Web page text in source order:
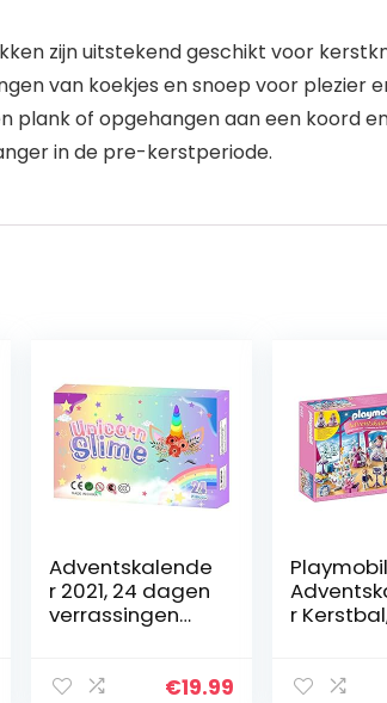
zijn uitstekend geschikt voor
van koekjes en snoep voor
of opgehangen aan een koord
in de pre-kerstperiode.
Adventskalende
r 2021, 24 dagen
verrassingen
modderset,€19.99
r